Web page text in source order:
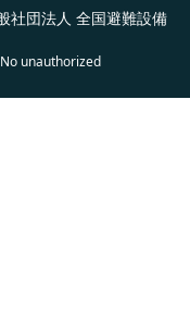
社団法人 全国避難設備
unauthorized